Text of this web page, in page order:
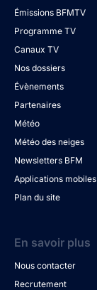
Émissions BFMTV
Programme TV
Canaux TV
Nos dossiers
Évènements
Partenaires
Météo
Météo des neiges
Newsletters BFM
Applications mobiles
Plan du site
En savoir plus
Nous contacter
Recrutement